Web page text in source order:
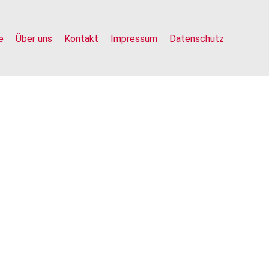
Über uns Kontakt Impressum Datenschutz